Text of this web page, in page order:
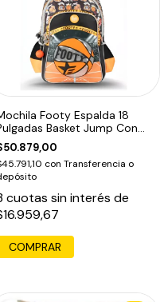
Footy Espalda 18
Basket Jump Con
Led Naranja Único
con Transferencia o
cuotas sin interés de